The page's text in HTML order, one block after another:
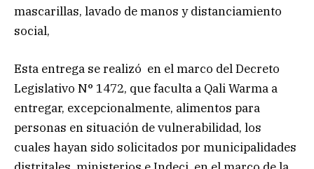
mascarillas, lavado de manos y distanciamiento
social,
Esta entrega se realizó en el marco del Decreto
Legislativo N° 1472, que faculta a Qali Warma a
entregar, excepcionalmente, alimentos para
personas en situación de vulnerabilidad, los
cuales hayan sido solicitados por municipalidades